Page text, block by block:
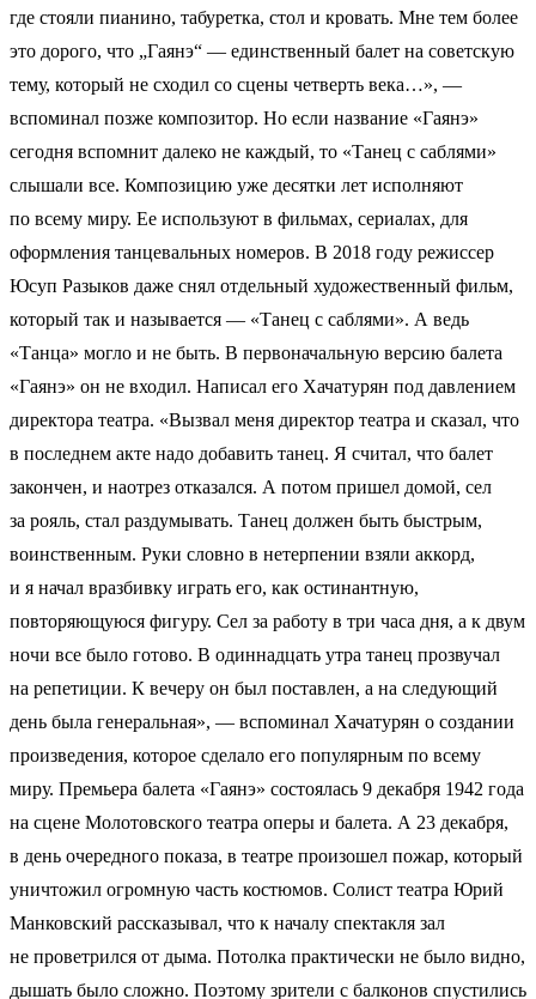
где стояли пианино, табуретка, стол и кровать. Мне тем более
это дорого, что „Гаянэ“ — единственный балет на советскую
тему, который не сходил со сцены четверть века…», —
вспоминал позже композитор. Но если название «Гаянэ»
сегодня вспомнит далеко не каждый, то «Танец с саблями»
слышали все. Композицию уже десятки лет исполняют
по всему миру. Ее используют в фильмах, сериалах, для
оформления танцевальных номеров. В 2018 году режиссер
Юсуп Разыков даже снял отдельный художественный фильм,
который так и называется — «Танец с саблями». А ведь
«Танца» могло и не быть. В первоначальную версию балета
«Гаянэ» он не входил. Написал его Хачатурян под давлением
директора театра. «Вызвал меня директор театра и сказал, что
в последнем акте надо добавить танец. Я считал, что балет
закончен, и наотрез отказался. А потом пришел домой, сел
за рояль, стал раздумывать. Танец должен быть быстрым,
воинственным. Руки словно в нетерпении взяли аккорд,
и я начал вразбивку играть его, как остинантную,
повторяющуюся фигуру. Сел за работу в три часа дня, а к двум
ночи все было готово. В одиннадцать утра танец прозвучал
на репетиции. К вечеру он был поставлен, а на следующий
день была генеральная», — вспоминал Хачатурян о создании
произведения, которое сделало его популярным по всему
миру. Премьера балета «Гаянэ» состоялась 9 декабря 1942 года
на сцене Молотовского театра оперы и балета. А 23 декабря,
в день очередного показа, в театре произошел пожар, который
уничтожил огромную часть костюмов. Солист театра Юрий
Манковский рассказывал, что к началу спектакля зал
не проветрился от дыма. Потолка практически не было видно,
дышать было сложно. Поэтому зрители с балконов спустились